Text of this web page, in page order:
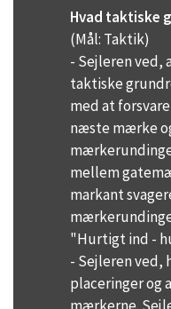
Hvad taktiske
(Mål: Taktik)
- Sejleren ved,
taktiske
med at
næste mærke
mellem
markant
"Hurtigt ind -
- Sejleren ved,
placeringer og